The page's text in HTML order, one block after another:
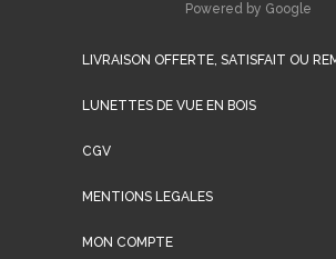
Powered by Google
LIVRAISON OFFERTE, SATISFAIT OU
LUNETTES DE VUE EN BOIS
CGV
MENTIONS LEGALES
MON COMPTE